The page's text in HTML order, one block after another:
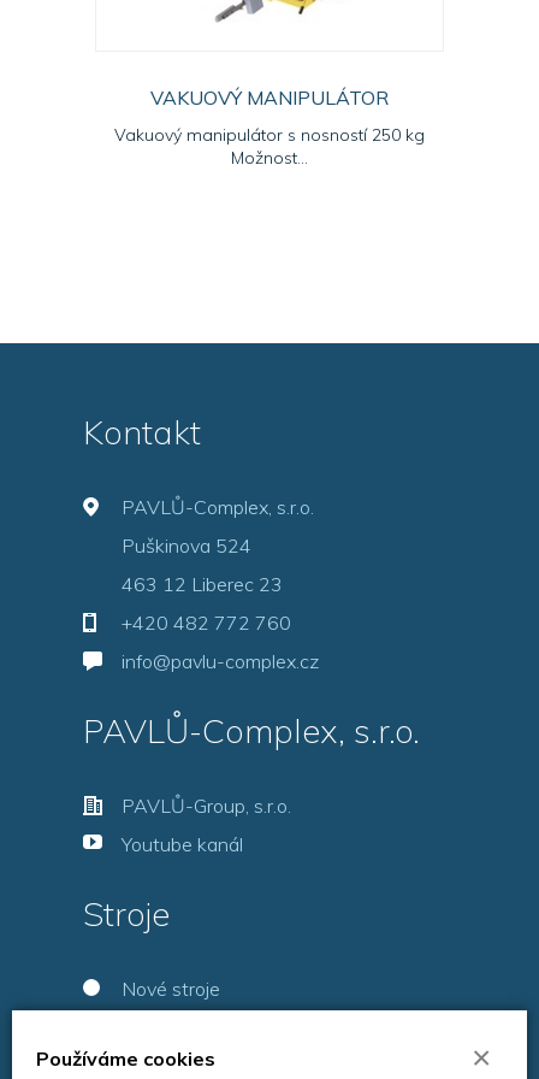
VAKUOVÝ MANIPULÁTOR
Vakuový manipulátor s nosností 250 kg
Možnost...
Kontakt
PAVLŮ-Complex, s.r.o.
Puškinova 524
463 12 Liberec 23
+420 482 772 760
info@pavlu-complex.cz
PAVLŮ-Complex, s.r.o.
PAVLŮ-Group, s.r.o.
Youtube kanál
Stroje
Nové stroje
Servis
Používáme cookies ×